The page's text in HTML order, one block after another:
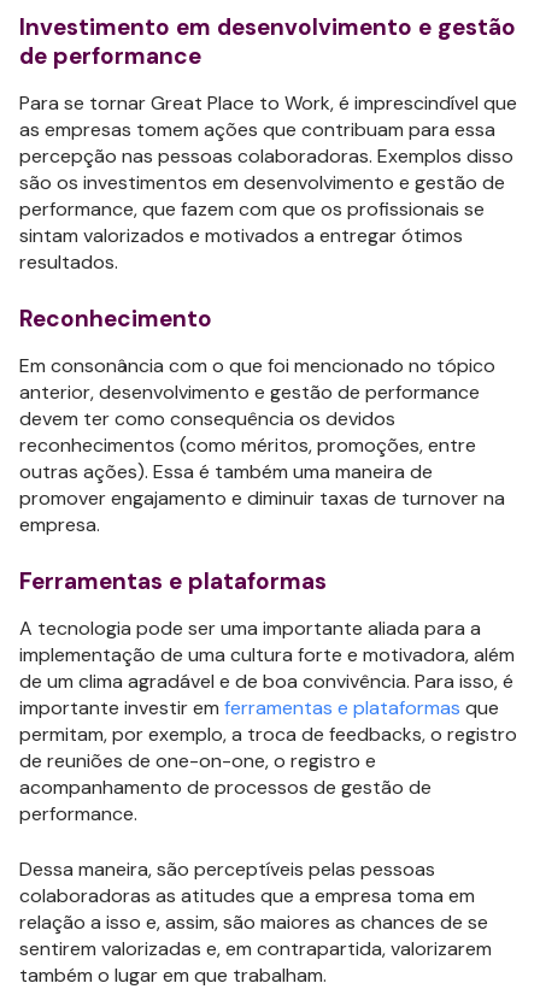
Investimento em desenvolvimento e gestão
de performance
Para se tornar Great Place to Work, é imprescindível que
as empresas tomem ações que contribuam para essa
percepção nas pessoas colaboradoras. Exemplos disso
são os investimentos em desenvolvimento e gestão de
performance, que fazem com que os profissionais se
sintam valorizados e motivados a entregar ótimos
resultados.
Reconhecimento
Em consonância com o que foi mencionado no tópico
anterior, desenvolvimento e gestão de performance
devem ter como consequência os devidos
reconhecimentos (como méritos, promoções, entre
outras ações). Essa é também uma maneira de
promover engajamento e diminuir taxas de turnover na
empresa.
Ferramentas e plataformas
A tecnologia pode ser uma importante aliada para a
implementação de uma cultura forte e motivadora, além
de um clima agradável e de boa convivência. Para isso, é
importante investir em ferramentas e plataformas que
permitam, por exemplo, a troca de feedbacks, o registro
de reuniões de one-on-one, o registro e
acompanhamento de processos de gestão de
performance.
Dessa maneira, são perceptíveis pelas pessoas
colaboradoras as atitudes que a empresa toma em
relação a isso e, assim, são maiores as chances de se
sentirem valorizadas e, em contrapartida, valorizarem
também o lugar em que trabalham.